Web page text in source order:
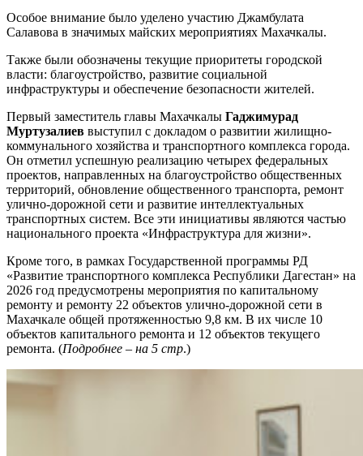
Особое внимание было уделено участию Джамбулата
Салавова в значимых майских мероприятиях Махачкалы.
Также были обозначены текущие приоритеты городской
власти: благоустройство, развитие социальной
инфраструктуры и обеспечение безопасности жителей.
Первый заместитель главы Махачкалы Гаджимурад
Муртузалиев выступил с докладом о развитии жилищно-
коммунального хозяйства и транспортного комплекса города.
Он отметил успешную реализацию четырех федеральных
проектов, направленных на благоустройство общественных
территорий, обновление общественного транспорта, ремонт
улично-дорожной сети и развитие интеллектуальных
транспортных систем. Все эти инициативы являются частью
национального проекта «Инфраструктура для жизни».
Кроме того, в рамках Государственной программы РД
«Развитие транспортного комплекса Республики Дагестан» на
2026 год предусмотрены мероприятия по капитальному
ремонту и ремонту 22 объектов улично-дорожной сети в
Махачкале общей протяженностью 9,8 км. В их числе 10
объектов капитального ремонта и 12 объектов текущего
ремонта. (Подробнее – на 5 стр.)